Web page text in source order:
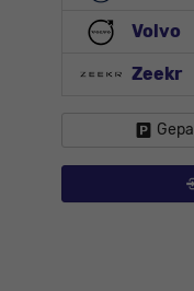
Volvo
Zeekr